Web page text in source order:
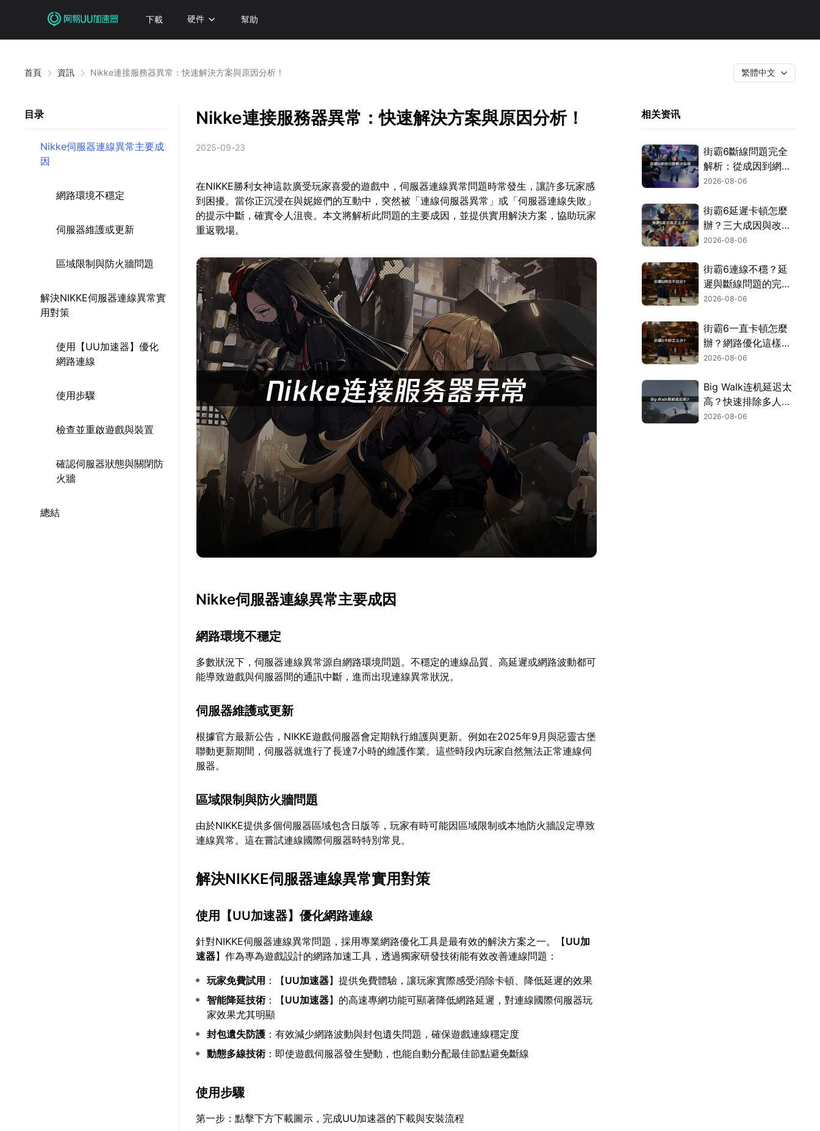
下載 硬件 幫助
首頁 資訊 Nikke連接服務器異常：快速解決方案與原因分析！ 繁體中文
目录
Nikke伺服器連線異常主要成
因
網路環境不穩定
伺服器維護或更新
區域限制與防火牆問題
解決NIKKE伺服器連線異常實
用對策
使用【UU加速器】優化
網路連線
使用步驟
檢查並重啟遊戲與裝置
確認伺服器狀態與關閉防
火牆
總結
Nikke連接服務器異常：快速解決方案與原因分析！
2025-09-23
在NIKKE勝利女神這款廣受玩家喜愛的遊戲中，伺服器連線異常問題時常發生，讓許多玩家感
到困擾。當你正沉浸在與妮姬們的互動中，突然被「連線伺服器異常」或「伺服器連線失敗」
的提示中斷，確實令人沮喪。本文將解析此問題的主要成因，並提供實用解決方案，協助玩家
重返戰場。
Nikke伺服器連線異常主要成因
網路環境不穩定
多數狀況下，伺服器連線異常源自網路環境問題。不穩定的連線品質、高延遲或網路波動都可
能導致遊戲與伺服器間的通訊中斷，進而出現連線異常狀況。
伺服器維護或更新
根據官方最新公告，NIKKE遊戲伺服器會定期執行維護與更新。例如在2025年9月與惡靈古堡
聯動更新期間，伺服器就進行了長達7小時的維護作業。這些時段內玩家自然無法正常連線伺
服器。
區域限制與防火牆問題
由於NIKKE提供多個伺服器區域包含日版等，玩家有時可能因區域限制或本地防火牆設定導致
連線異常。這在嘗試連線國際伺服器時特別常見。
解決NIKKE伺服器連線異常實用對策
使用【UU加速器】優化網路連線
針對NIKKE伺服器連線異常問題，採用專業網路優化工具是最有效的解決方案之一。【UU加
速器】作為專為遊戲設計的網路加速工具，透過獨家研發技術能有效改善連線問題：
玩家免費試用 ：【UU加速器】提供免費體驗，讓玩家實際感受消除卡頓、降低延遲的效果
智能降延技術：【UU加速器】的高速專網功能可顯著降低網路延遲，對連線國際伺服器玩
家效果尤其明顯
封包遺失防護 ：有效減少網路波動與封包遺失問題，確保遊戲連線穩定度
動態多線技術：即使遊戲伺服器發生變動，也能自動分配最佳節點避免斷線
使用步驟
第一步：點擊下方下載圖示，完成UU加速器的下載與安裝流程
相关资讯
街霸6斷線問題完全
解析：從成因到網路
優化的實用攻略！
2026-08-06
街霸6延遲卡頓怎麼
辦？三大成因與改善
對策！
2026-08-06
街霸6連線不穩？延
遲與斷線問題的完整
解決指南！
2026-08-06
街霸6一直卡頓怎麼
辦？網路優化這樣解
決！
2026-08-06
Big Walk连机延迟太
高？快速排除多人游
玩卡顿困扰！
2026-08-06